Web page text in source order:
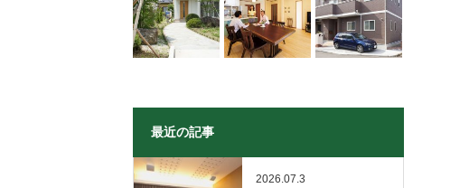
最近の記事
2026.07.3